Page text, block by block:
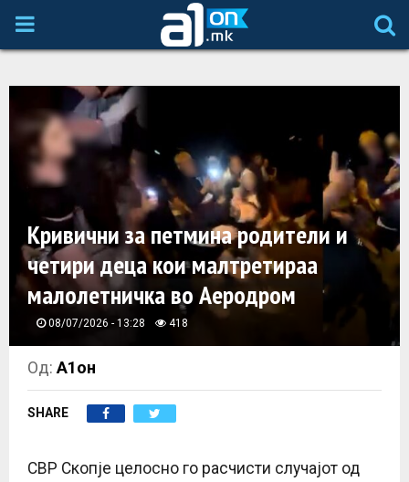
P
I
M
A
R
M
E
N
Кривични за петмина родители и
четири деца кои малтретираа
малолетничка во Аеродром
08/07/2026 - 13:28 418
Од:А1он
SHARE
СВР Скопје целосно го расчисти случајот од